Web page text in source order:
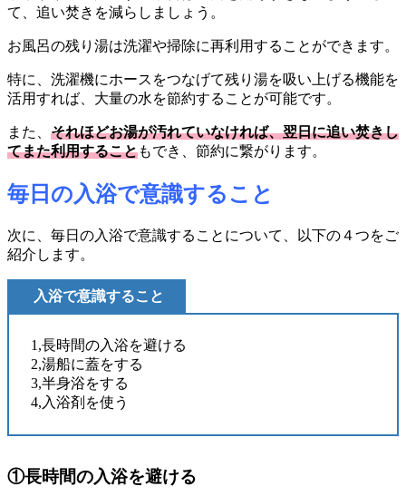
て、追い焚きを減らしましょう。
お風呂の残り湯は洗濯や掃除に再利用することができます。
特に、洗濯機にホースをつなげて残り湯を吸い上げる機能を
活用すれば、大量の水を節約することが可能です。
また、 それほどお湯が汚れていなければ、翌日に追い焚きし
てまた利用することもでき、節約に繋がります。
毎日の入浴で意識すること
次に、毎日の入浴で意識することについて、以下の４つをご
紹介します。
入浴で意識すること
1,長時間の入浴を避ける
2,湯船に蓋をする
3,半身浴をする
4,入浴剤を使う
①長時間の入浴を避ける